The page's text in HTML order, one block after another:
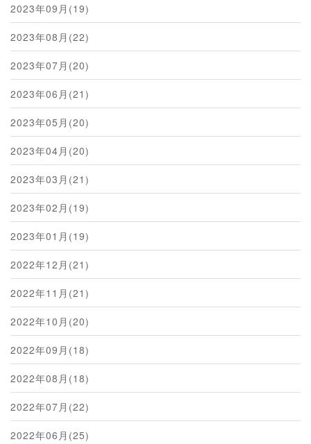
2023年09月(19)
2023年08月(22)
2023年07月(20)
2023年06月(21)
2023年05月(20)
2023年04月(20)
2023年03月(21)
2023年02月(19)
2023年01月(19)
2022年12月(21)
2022年11月(21)
2022年10月(20)
2022年09月(18)
2022年08月(18)
2022年07月(22)
2022年06月(25)